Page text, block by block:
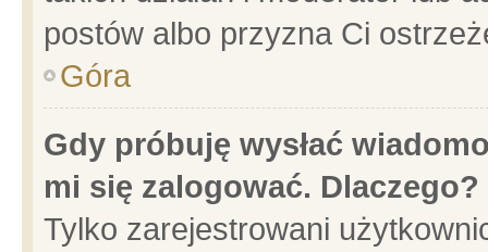
postów albo przyzna Ci
Góra
Gdy próbuję wysłać
mi się zalogować. Dlaczego?
Tylko zarejestrowani